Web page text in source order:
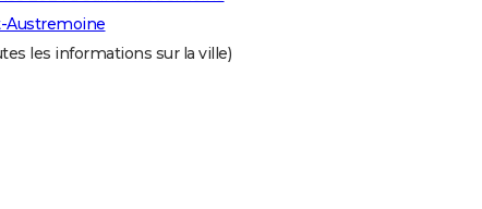
Austremoine
les informations sur la ville)